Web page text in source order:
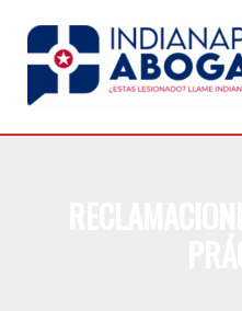
content